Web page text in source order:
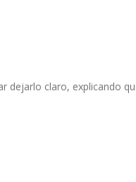
dejarlo claro, explicando